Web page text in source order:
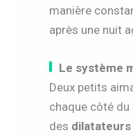
manière
après une nuit
Le système
Deux petits
chaque côté
des dilatateurs